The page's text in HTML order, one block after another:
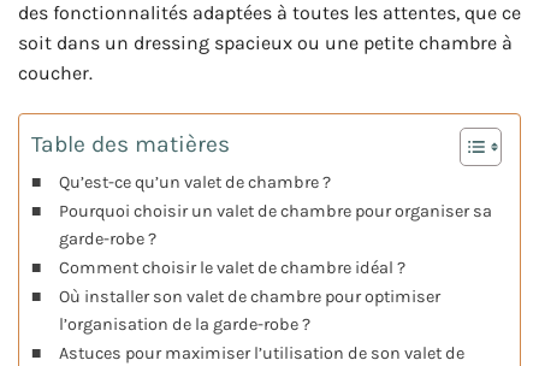
des fonctionnalités adaptées à toutes les attentes, que ce
soit dans un dressing spacieux ou une petite chambre à
coucher.
Table des matières
Qu’est-ce qu’un valet de chambre ?
Pourquoi choisir un valet de chambre pour organiser sa
garde-robe ?
Comment choisir le valet de chambre idéal ?
Où installer son valet de chambre pour optimiser
l’organisation de la garde-robe ?
Astuces pour maximiser l’utilisation de son valet de